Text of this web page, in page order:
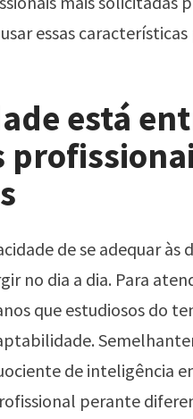
essas
está
de se adequar às
no dia a dia. Para
que estudiosos do
de inteligência
perante